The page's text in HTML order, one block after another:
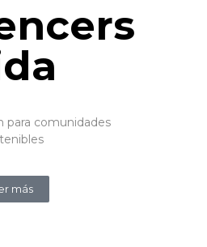
para comunidades
más